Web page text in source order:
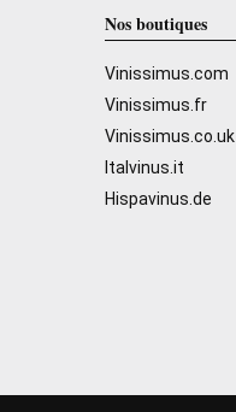
Nos boutiques
Vinissimus.com
Vinissimus.fr
Vinissimus.co.uk
Italvinus.it
Hispavinus.de